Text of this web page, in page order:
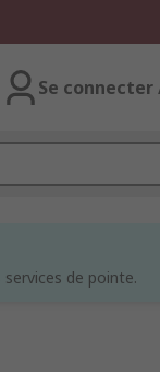
Se
de pointe.